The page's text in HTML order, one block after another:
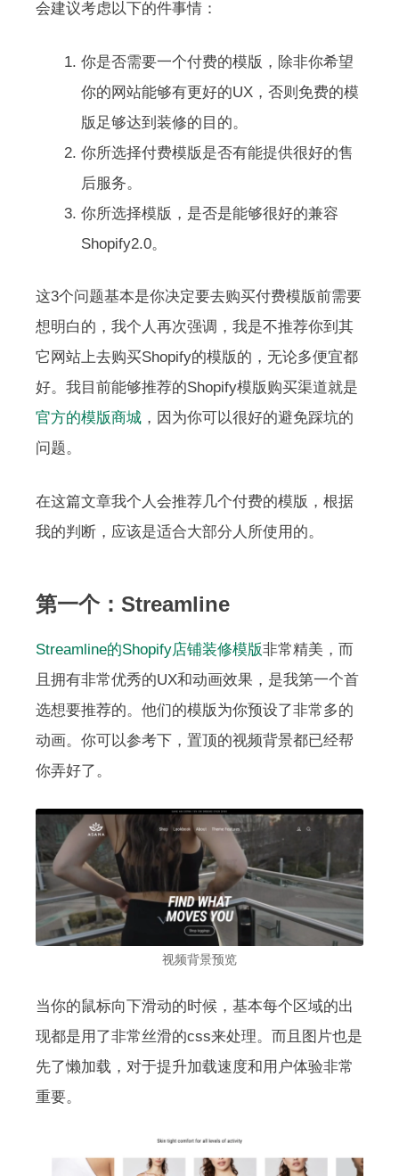
会建议考虑以下的件事情：
你是否需要一个付费的模版，除非你希望
你的网站能够有更好的UX，否则免费的模
版足够达到装修的目的。
你所选择付费模版是否有能提供很好的售
后服务。
你所选择模版，是否是能够很好的兼容
Shopify2.0。
这3个问题基本是你决定要去购买付费模版前需要
想明白的，我个人再次强调，我是不推荐你到其
它网站上去购买Shopify的模版的，无论多便宜都
好。我目前能够推荐的Shopify模版购买渠道就是
官方的模版商城 ，因为你可以很好的避免踩坑的
问题。
在这篇文章我个人会推荐几个付费的模版，根据
我的判断，应该是适合大部分人所使用的。
第一个：Streamline
Streamline的Shopify店铺装修模版非常精美，而
且拥有非常优秀的UX和动画效果，是我第一个首
选想要推荐的。他们的模版为你预设了非常多的
动画。你可以参考下，置顶的视频背景都已经帮
你弄好了。
视频背景预览
当你的鼠标向下滑动的时候，基本每个区域的出
现都是用了非常丝滑的css来处理。而且图片也是
先了懒加载，对于提升加载速度和用户体验非常
重要。